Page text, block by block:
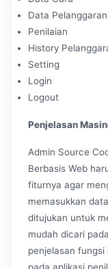
Data Pelanggaran
Penilaian
History
Setting
Login
Logout
Penjelasan
Admin Source
Berbasis Web
fiturnya agar
memasukkan
ditujukan untuk
mudah dicari
penjelasan